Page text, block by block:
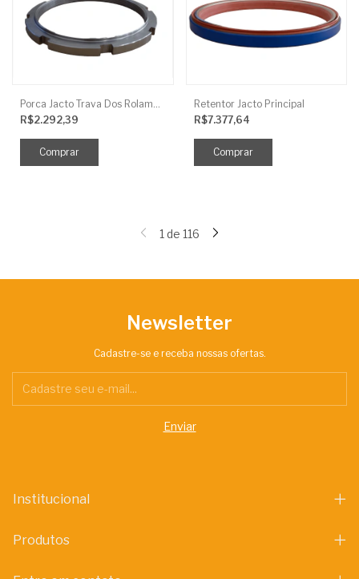
R$2.292,39
Retentor Jacto Principal
R$7.377,64
1 de 116
Newsletter
Cadastre-se e receba nossas ofertas.
Institucional
Produtos